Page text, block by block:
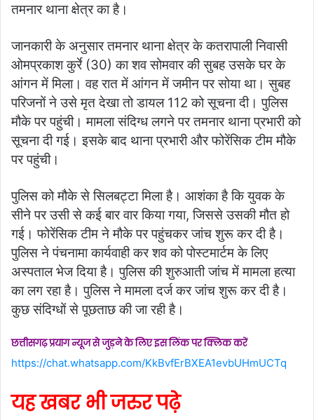
तमनार थाना क्षेत्र का है।
जानकारी के अनुसार तमनार थाना क्षेत्र के कतरापाली निवासी
ओमप्रकाश कुर्रे (30) का शव सोमवार की सुबह उसके घर के
आंगन में मिला। वह रात में आंगन में जमीन पर सोया था। सुबह
परिजनों ने उसे मृत देखा तो डायल 112 को सूचना दी। पुलिस
मौके पर पहुंची। मामला संदिग्ध लगने पर तमनार थाना प्रभारी को
सूचना दी गई। इसके बाद थाना प्रभारी और फोरेंसिक टीम मौके
पर पहुंची।
पुलिस को मौके से सिलबट्टा मिला है। आशंका है कि युवक के
सीने पर उसी से कई बार वार किया गया, जिससे उसकी मौत हो
गई। फोरेंसिक टीम ने मौके पर पहुंचकर जांच शुरू कर दी है।
पुलिस ने पंचनामा कार्यवाही कर शव को पोस्टमार्टम के लिए
अस्पताल भेज दिया है। पुलिस की शुरुआती जांच में मामला हत्या
का लग रहा है। पुलिस ने मामला दर्ज कर जांच शुरू कर दी है।
कुछ संदिग्धों से पूछताछ की जा रही है।
छत्तीसगढ़ प्रयाग न्यूज से जुड़ने के लिए इस लिंक पर क्लिक करें
https://chat.whatsapp.com/KkBvfErBXEA1evbUHmUCTq
यह खबर भी जरुर पढ़े